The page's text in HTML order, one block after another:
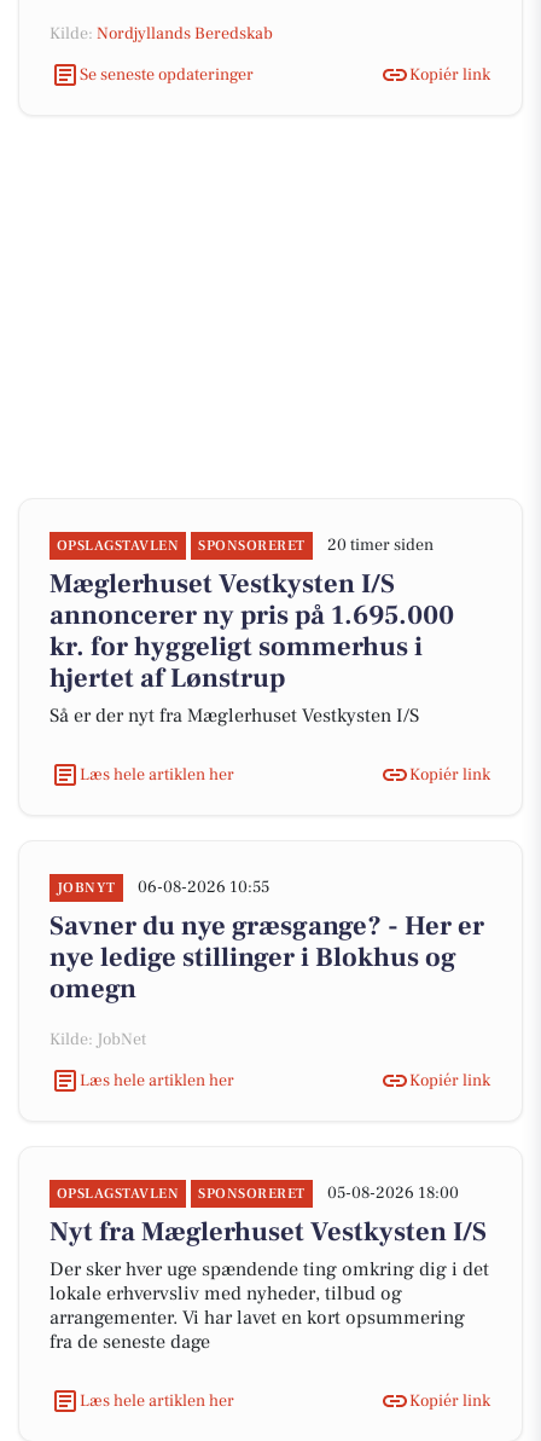
Kilde: Nordjyllands Beredskab
Se seneste opdateringer
Kopiér link
OPSLAGSTAVLEN SPONSORERET 20 timer siden
Mæglerhuset Vestkysten I/S
annoncerer ny pris på 1.695.000
kr. for hyggeligt sommerhus i
hjertet af Lønstrup
Så er der nyt fra Mæglerhuset Vestkysten I/S
Læs hele artiklen her Kopiér link
JOBNYT 06-08-2026 10:55
Savner du nye græsgange? - Her er
nye ledige stillinger i Blokhus og
omegn
Kilde: JobNet
Læs hele artiklen her
Kopiér link
OPSLAGSTAVLEN SPONSORERET 05-08-2026 18:00
Nyt fra Mæglerhuset Vestkysten I/S
Der sker hver uge spændende ting omkring dig i det
lokale erhvervsliv med nyheder, tilbud og
arrangementer. Vi har lavet en kort opsummering
fra de seneste dage
Læs hele artiklen her Kopiér link